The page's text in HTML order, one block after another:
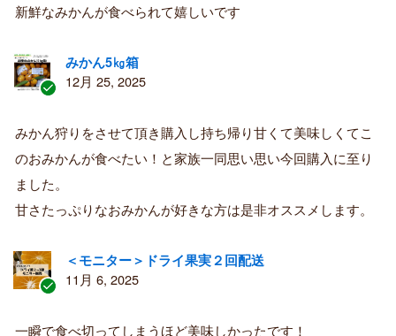
新鮮なみかんが食べられて嬉しいです
証
済
み
購
者
みかん5㎏箱
12月 25, 2025
みかん狩りをさせて頂き購入し持ち帰り甘くて美味しくてこ
のおみかんが食べたい！と家族一同思い思い今回購入に至り
ました。
甘さたっぷりなおみかんが好きな方は是非オススメします。
証
＜モニター＞ドライ果実２回配送
11月 6, 2025
一瞬で食べ切ってしまうほど美味しかったです！